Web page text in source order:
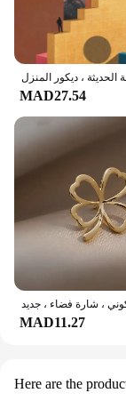
MAD27.54
MAD11.27
Here are the